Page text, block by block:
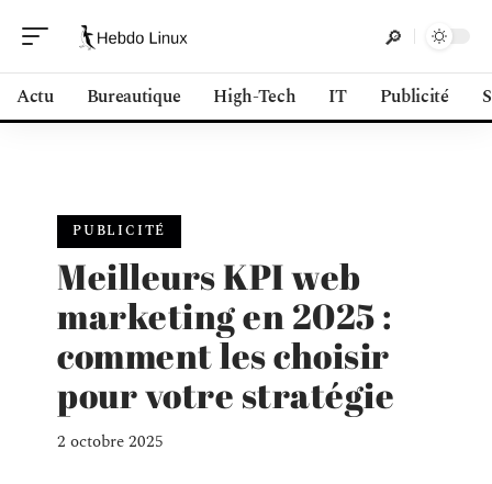
Actu Bureautique High-Tech IT Publicité
PUBLICITÉ
Meilleurs KPI web
marketing en 2025 :
comment les choisir
pour votre stratégie
2 octobre 2025